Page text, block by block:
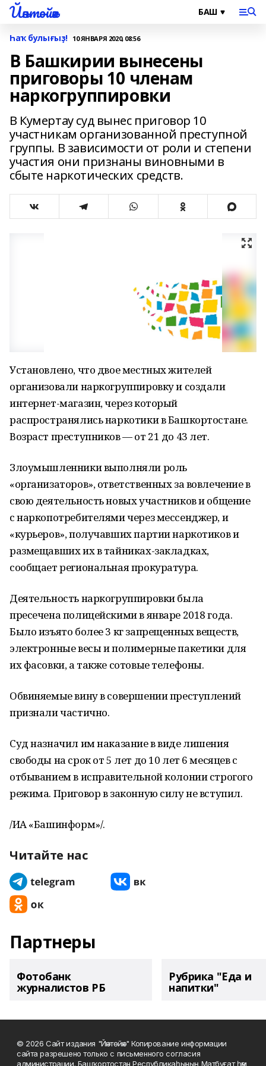
Йәнтөйәк
Һаҡ булығыҙ! 10 ЯНВАРЯ 2020, 08:56
В Башкирии вынесены
приговоры 10 членам
наркогруппировки
В Кумертау суд вынес приговор 10
участникам организованной преступной
группы. В зависимости от роли и степени
участия они признаны виновными в
сбыте наркотических средств.
Установлено, что двое местных жителей
организовали наркогруппировку и создали
интернет-магазин, через который
распространялись наркотики в Башкортостане.
Возраст преступников — от 21 до 43 лет.
Злоумышленники выполняли роль
«организаторов», ответственных за вовлечение в
свою деятельность новых участников и общение
с наркопотребителями через мессенджер, и
«курьеров», получавших партии наркотиков и
размещавших их в тайниках-закладках,
сообщает региональная прокуратура.
Деятельность наркогруппировки была
пресечена полицейскими в январе 2018 года.
Было изъято более 3 кг запрещенных веществ,
электронные весы и полимерные пакетики для
их фасовки, а также сотовые телефоны.
Обвиняемые вину в совершении преступлений
признали частично.
Суд назначил им наказание в виде лишения
свободы на срок от 5 лет до 10 лет 6 месяцев с
отбыванием в исправительной колонии строгого
режима. Приговор в законную силу не вступил.
/ИА «Башинформ»/.
Читайте нас
Партнеры
Фотобанк
журналистов РБ
Рубрика "Еда и
напитки"
© 2026 Сайт издания "Йәнтөйәк" Копирование информации
сайта разрешено только с письменного согласия
администрации. Башҡортостан Республикаһының Матбуғат һәм